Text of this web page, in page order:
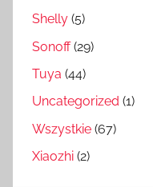
Shelly (5)
Sonoff(29)
Tuya (44)
Uncategorized (1)
Wszystkie (67)
Xiaozhi (2)